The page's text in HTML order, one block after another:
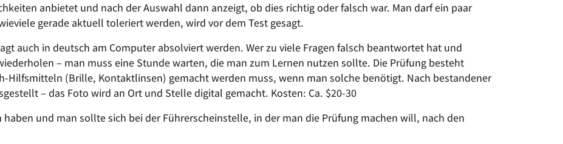
anbietet und nach der Auswahl dann anzeigt, ob dies richtig oder falsch war. Man darf ein paar
gerade aktuell toleriert werden, wird vor dem Test gesagt.
auch in deutsch am Computer absolviert werden. Wer zu viele Fragen falsch beantwortet hat und
– man muss eine Stunde warten, die man zum Lernen nutzen sollte. Die Prüfung besteht
Hilfsmitteln (Brille, Kontaktlinsen) gemacht werden muss, wenn man solche benötigt. Nach bestandener
– das Foto wird an Ort und Stelle digital gemacht. Kosten: Ca. $20-30
und man sollte sich bei der Führerscheinstelle, in der man die Prüfung machen will, nach den